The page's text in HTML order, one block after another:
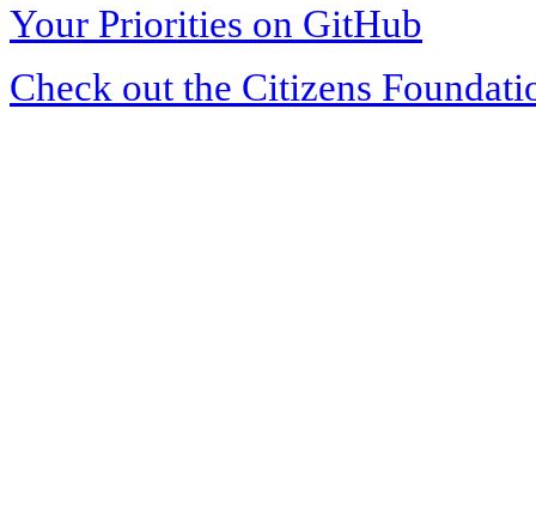
Your Priorities on GitHub
Check out the Citizens